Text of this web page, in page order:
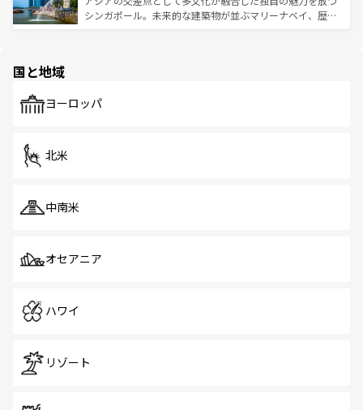
た文化、そして多様な観光資源が、訪れる旅人を魅了し続
うな絶景から文化的な体験まで、香港を存分に楽しみ尽く
シンガポール。未来的な建築物が並ぶマリーナベイ、歴史
で、ホーカーズは地元の風情を楽しめる外せないスポット
国と地域
ヨーロッパ
北米
中南米
オセアニア
ハワイ
リゾート